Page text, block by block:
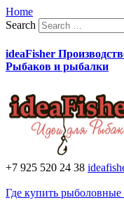
Home
Search
ideaFisher
Рыбаков и рыбалки
+7 925 520 24 38
Где купить рыболовные